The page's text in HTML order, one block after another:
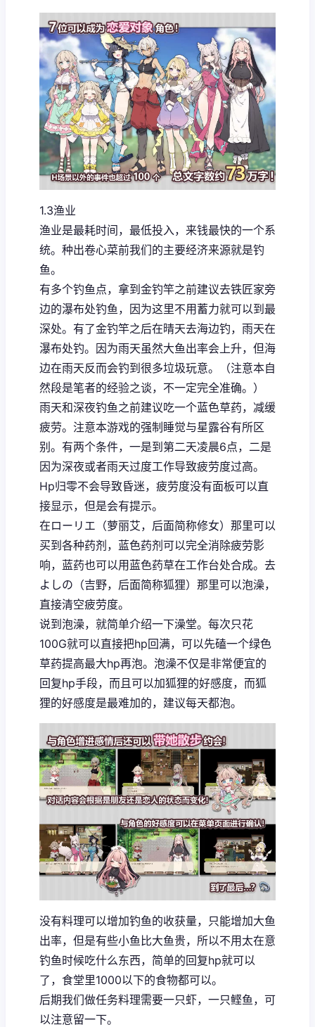
1.3渔业
渔业是最耗时间，最低投入，来钱最快的一个系
统。种出卷心菜前我们的主要经济来源就是钓
鱼。
有多个钓鱼点，拿到金钓竿之前建议去铁匠家旁
边的瀑布处钓鱼，因为这里不用蓄力就可以到最
深处。有了金钓竿之后在晴天去海边钓，雨天在
瀑布处钓。因为雨天虽然大鱼出率会上升，但海
边在雨天反而会钓到很多垃圾玩意。（注意本自
然段是笔者的经验之谈，不一定完全准确。）
雨天和深夜钓鱼之前建议吃一个蓝色草药，减缓
疲劳。注意本游戏的强制睡觉与星露谷有所区
别。有两个条件，一是到第二天凌晨6点，二是
因为深夜或者雨天过度工作导致疲劳度过高。
Hp归零不会导致昏迷，疲劳度没有面板可以直
接显示，但是会有提示。
在ローリエ（萝丽艾，后面简称修女）那里可以
买到各种药剂，蓝色药剂可以完全消除疲劳影
响，蓝药也可以用蓝色药草在工作台处合成。去
よしの（吉野，后面简称狐狸）那里可以泡澡，
直接清空疲劳度。
说到泡澡，就简单介绍一下澡堂。每次只花
100G就可以直接把hp回满，可以先磕一个绿色
草药提高最大hp再泡。泡澡不仅是非常便宜的
回复hp手段，而且可以加狐狸的好感度，而狐
狸的好感度是最难加的，建议每天都泡。
没有料理可以增加钓鱼的收获量，只能增加大鱼
出率，但是有些小鱼比大鱼贵，所以不用太在意
钓鱼时候吃什么东西，简单的回复hp就可以
了，食堂里1000以下的食物都可以。
后期我们做任务料理需要一只虾，一只鲣鱼，可
以注意留一下。